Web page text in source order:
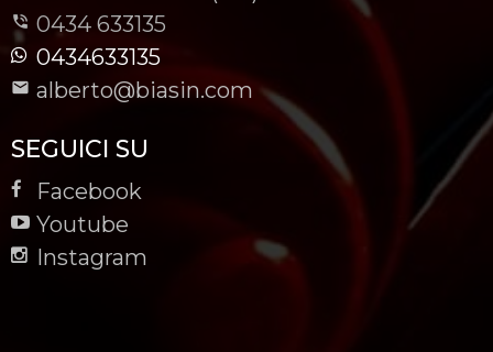
0434 633135
0434633135
alberto@biasin.com
SEGUICI SU
Facebook
Youtube
Instagram